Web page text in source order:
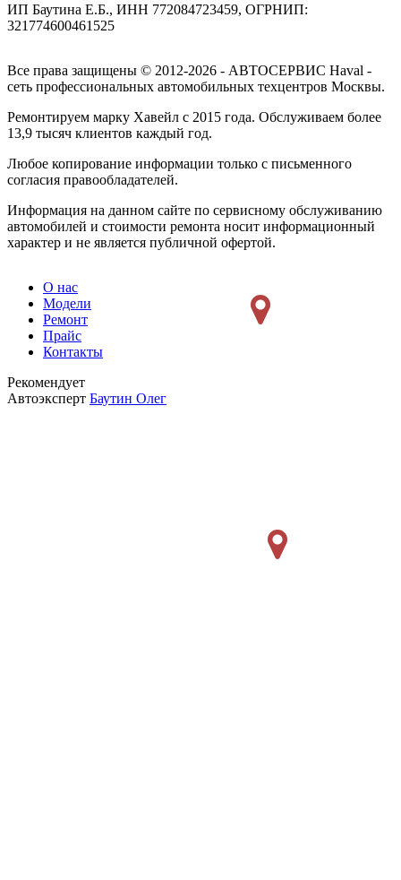
ИП Баутина Е.Б., ИНН 772084723459, ОГРНИП:
321774600461525
Все права защищены © 2012-2026 - АВТОСЕРВИС Haval -
сеть профессиональных автомобильных техцентров Москвы.
Ремонтируем марку Хавейл с 2015 года. Обслуживаем более
13,9 тысяч клиентов каждый год.
Любое копирование информации только с письменного
согласия правообладателей.
Информация на данном сайте по сервисному обслуживанию
автомобилей и стоимости ремонта носит информационный
характер и не является публичной офертой.
О нас
Модели
Ремонт
Прайс
Контакты
Рекомендует
Автоэксперт Баутин Олег